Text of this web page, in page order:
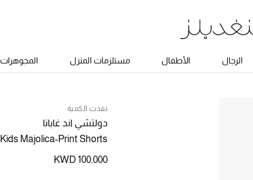
الرجال الأطفال مستلزمات المنزل المجوهرات
نفذت الكمية
دولتشي اند غابانا
Kids Majolica-Print Shorts
KWD 100.000